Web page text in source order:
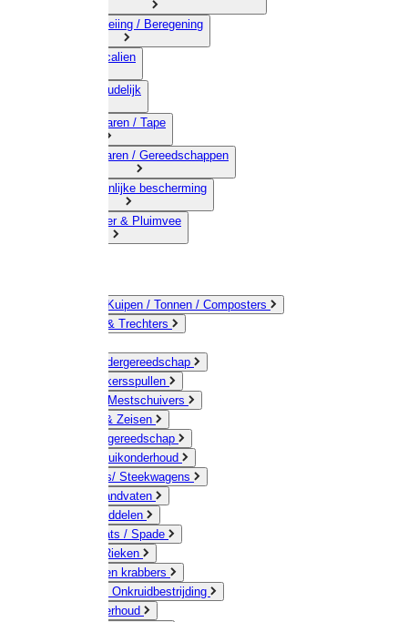
06) Besproeiing / Beregening
07) Chemicalien
08) Huishoudelijk
09) Touwwaren / Tape
10) IJzerwaren / Gereedschappen
11) Persoonlijke bescherming
12) Kleindier & Pluimvee
Emmers / Kuipen / Tonnen / Composters
Jerrycans & Trechters
Hand-/ Kindergereedschap
Stratenmakersspullen
Sneeuw- / Mestschuivers
Baggeren & Zeisen
Elektrisch gereedschap
Boom / Struikonderhoud
Kruiwagens/ Steekwagens
Stelen / Handvaten
Tuinhulpmiddelen
Schop / Bats / Spade
Vorken & Rieken
Cultivator en krabbers
Schoffels / Onkruidbestrijding
Gazononderhoud